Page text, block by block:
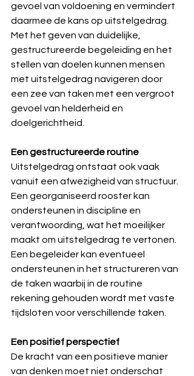
gevoel van voldoening en vermindert
daarmee de kans op uitstelgedrag.
Met het geven van duidelijke,
gestructureerde begeleiding en het
stellen van doelen kunnen mensen
met uitstelgedrag navigeren door
een zee van taken met een vergroot
gevoel van helderheid en
doelgerichtheid.
Een gestructureerde routine
Uitstelgedrag ontstaat ook vaak
vanuit een afwezigheid van structuur.
Een georganiseerd rooster kan
ondersteunen in discipline en
verantwoording, wat het moeilijker
maakt om uitstelgedrag te vertonen.
Een begeleider kan eventueel
ondersteunen in het structureren van
de taken waarbij in de routine
rekening gehouden wordt met vaste
tijdsloten voor verschillende taken.
Een positief perspectief
De kracht van een positieve manier
van denken moet niet onderschat